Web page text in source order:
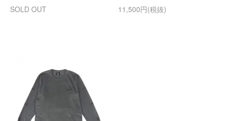
SOLD OUT
11,500円(税抜)